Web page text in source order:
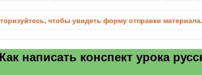
чтобы увидеть форму отправки материала.
написать конспект урока